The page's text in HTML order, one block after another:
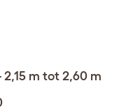
2,15 m tot 2,60 m